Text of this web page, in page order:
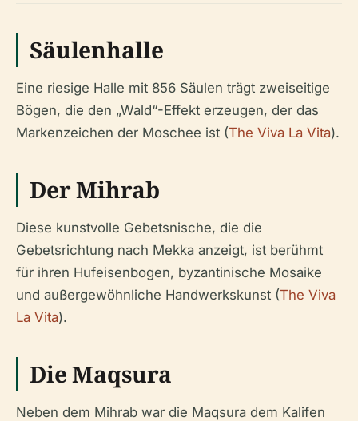
Säulenhalle
Eine riesige Halle mit 856 Säulen trägt zweiseitige
Bögen, die den „Wald“-Effekt erzeugen, der das
Markenzeichen der Moschee ist (The Viva La Vita).
Der Mihrab
Diese kunstvolle Gebetsnische, die die
Gebetsrichtung nach Mekka anzeigt, ist berühmt
für ihren Hufeisenbogen, byzantinische Mosaike
und außergewöhnliche Handwerkskunst (The Viva
La Vita).
Die Maqsura
Neben dem Mihrab war die Maqsura dem Kalifen